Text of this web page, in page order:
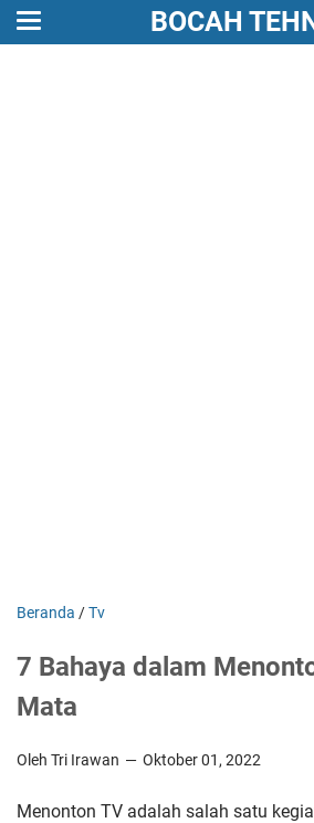
BOCAH
Beranda /Tv
7 Bahaya dalam
Mata
Oleh Tri Irawan Oktober 01, 2022
Menonton TV adalah salah satu